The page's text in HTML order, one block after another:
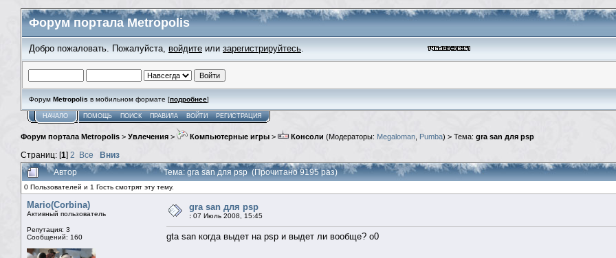
Форум портала Metropolis
Добро пожаловать. Пожалуйста, войдите или зарегистрируйтесь.
Форум Metropolis в мобильном формате [подробнее]
НАЧАЛО ПОМОЩЬ ПОИСК ПРАВИЛА ВОЙТИ РЕГИСТРАЦИЯ
Форум портала Metropolis > Увлечения > Компьютерные игры > Консоли (Модераторы: Megaloman Pumba) > Тема: gra san для psp
Страниц: [1] 2 Все
Вниз
Автор
Тема: gra san для psp (Прочитано 9195 раз)
0 Пользователей и 1 Гость смотрят эту тему.
Mario(Corbina)
Активный пользователь
Репутация: 3
Сообщений: 160
gra san для psp
: 07 Июль 2008, 15:45
gta san когда выдет на psp и выдет ли вообще? о0